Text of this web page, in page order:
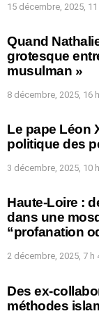
15 décembre, 2025,
Quand
grotesque
musulman »
8 décembre, 2025, 16
Le pape Léon
politique des
3 décembre, 2025, 10
Haute-Loire :
dans une
“profanation
2 décembre, 2025, 7 h
Des ex-
méthodes